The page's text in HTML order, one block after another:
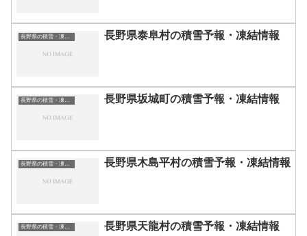
長野県泰阜村の積雪予報・凍結情報
長野県坂城町の積雪予報・凍結情報
長野県木島平村の積雪予報・凍結情報
長野県の積雪・凍結情報 長野県天龍村の積雪予報・凍結情報